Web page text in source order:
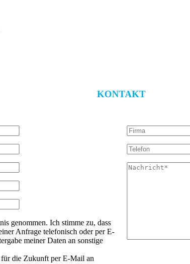
KONTAKT
genommen. Ich stimme zu, dass
Anfrage telefonisch oder per E-
meiner Daten an sonstige
die Zukunft per E-Mail an